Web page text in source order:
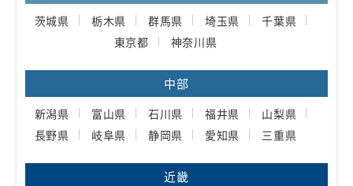
茨城県 栃木県 群馬県 埼玉県
千葉県
東京都
神奈川県
中部
新潟県 富山県 石川県 福井県
山梨県
長野県
岐阜県 静岡県 愛知県 三重県
近畿